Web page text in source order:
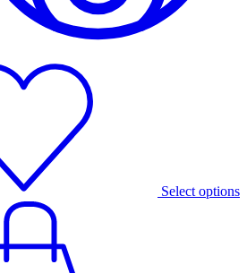
Select options